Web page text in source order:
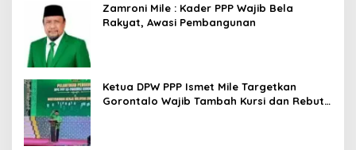
Zamroni Mile : Kader PPP Wajib Bela
Rakyat, Awasi Pembangunan
Ketua DPW PPP Ismet Mile Targetkan
Gorontalo Wajib Tambah Kursi dan Rebut